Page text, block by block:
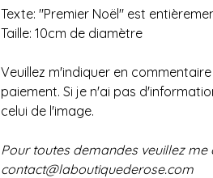
Texte: "Premier Noël" est
Taille: 10cm de diamètre
Veuillez m'indiquer en
paiement. Si je n'ai pas
celui de l'image.
Pour toutes demandes veuillez
contact@laboutiquederose.com